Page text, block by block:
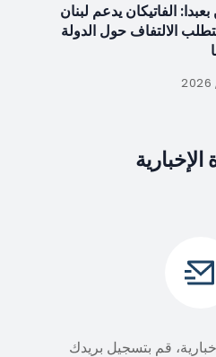
الفاتيكان يدعم لبنان
الالتفاف حول الدولة
قم بتسجيل بريدك